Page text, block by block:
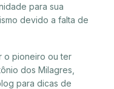
para sua
devido a falta de
o pioneiro ou ter
dos Milagres,
para dicas de